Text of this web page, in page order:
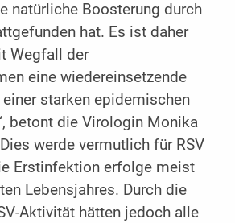
natürliche Boosterung durch
hat. Es ist daher
Wegfall der
eine wiedereinsetzende
starken epidemischen
betont die Virologin Monika
werde vermutlich für RSV
Erstinfektion erfolge meist
Lebensjahres. Durch die
Aktivität hätten jedoch alle